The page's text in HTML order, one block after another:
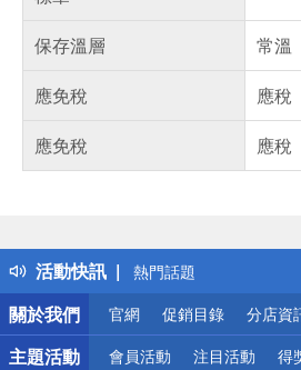
保存溫層
常溫
應免稅
應稅
應免稅
應稅
活動快訊
得獎公告
熱門話題
銀行優惠
偏遠地區配送
詐騙網頁！請小心！
關於我們
官網 促銷目錄 分店資
主題活動 會員活動 注目活動 得